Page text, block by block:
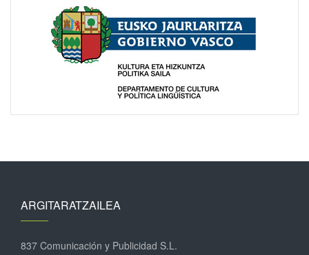
ARGITARATZAILEA
837 Comunicación y Publicidad S.L.